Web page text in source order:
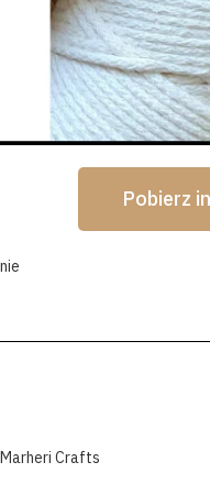
Pobierz
Marheri Crafts